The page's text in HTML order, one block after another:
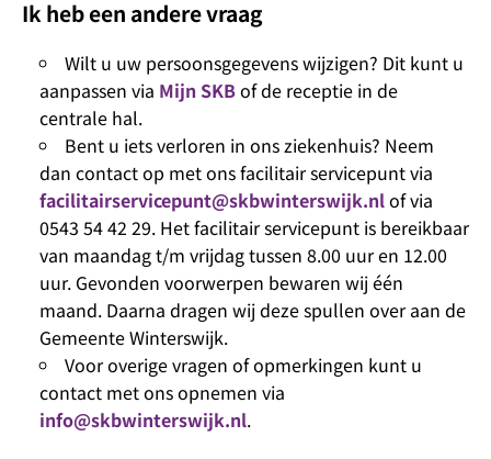
Ik heb een andere vraag
Wilt u uw persoonsgegevens wijzigen? Dit kunt u
aanpassen via Mijn SKBof de receptie in de
centrale hal.
Bent u iets verloren in ons ziekenhuis? Neem
dan contact op met ons facilitair servicepunt via
facilitairservicepunt@skbwinterswijk.nlof via
0543 54 42 29. Het facilitair servicepunt is bereikbaar
van maandag t/m vrijdag tussen 8.00 uur en 12.00
uur. Gevonden voorwerpen bewaren wij één
maand. Daarna dragen wij deze spullen over aan de
Gemeente Winterswijk.
Voor overige vragen of opmerkingen kunt u
contact met ons opnemen via
info@skbwinterswijk.nl.